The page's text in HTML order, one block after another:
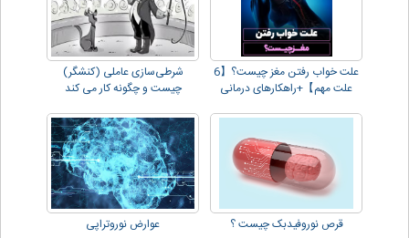
علت خواب رفتن مغز چیست؟【6
علت مهم】+راهکارهای درمانی
شرطی‌سازی عاملی (کنشگر)
چیست و چگونه کار می کند
قرص نوروفیدبک چیست ؟ عوارض نوروتراپی